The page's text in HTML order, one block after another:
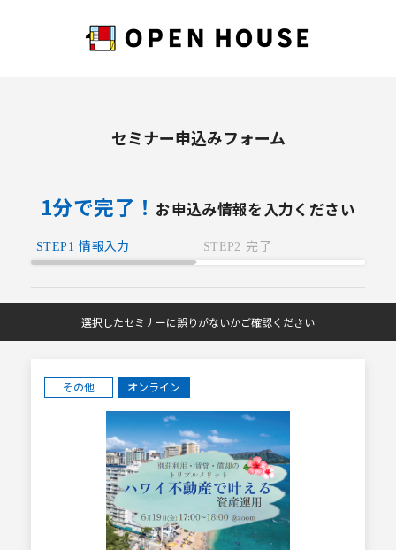
セミナー申込みフォーム
1分で完了！ お申込み情報を入力ください
STEP1 情報入力 STEP2 完了
選択したセミナーに誤りがないかご確認ください
その他 オンライン